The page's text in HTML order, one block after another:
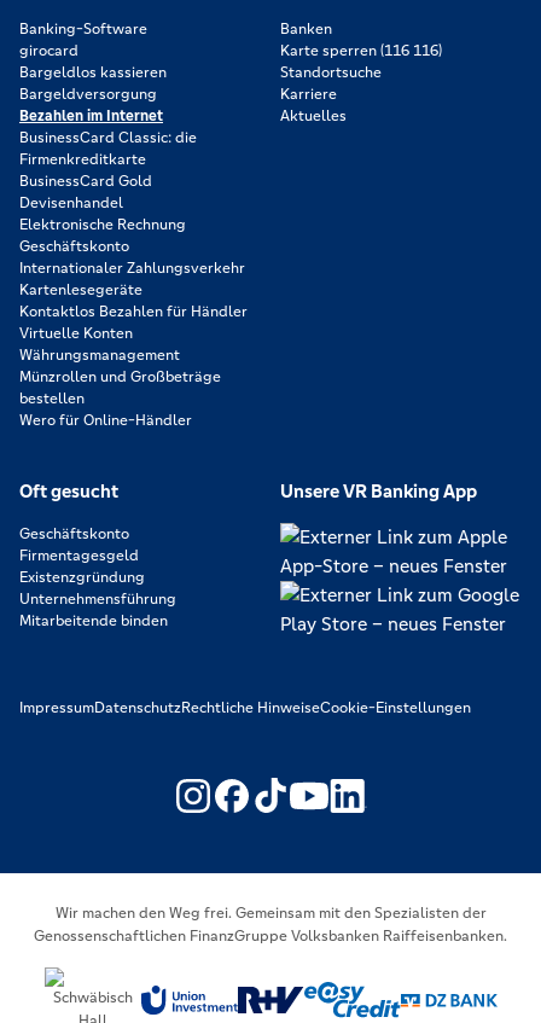
Banking-Software
girocard
Bargeldlos kassieren
Bargeldversorgung
Bezahlen im Internet
BusinessCard Classic: die
Firmenkreditkarte
BusinessCard Gold
Devisenhandel
Elektronische Rechnung
Geschäftskonto
Internationaler Zahlungsverkehr
Kartenlesegeräte
Kontaktlos Bezahlen für Händler
Virtuelle Konten
Währungsmanagement
Münzrollen und Großbeträge
bestellen
Wero für Online-Händler
Banken
Karte sperren (116 116)
Standortsuche
Karriere
Aktuelles
Oft gesucht
Geschäftskonto
Firmentagesgeld
Existenzgründung
Unternehmensführung
Mitarbeitende binden
Unsere VR Banking App
ImpressumDatenschutzRechtliche HinweiseCookie-Einstellungen
https://www.youtube.com/
https://
Wir machen den Weg frei. Gemeinsam mit den Spezialisten der
Genossenschaftlichen FinanzGruppe Volksbanken Raiffeisenbanken.